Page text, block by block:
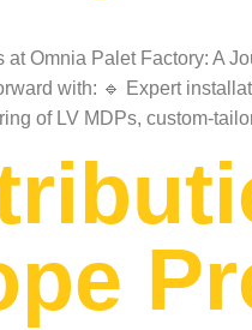
at Omnia Palet Factory: A
with: 🔹 Expert
of LV MDPs, custom-